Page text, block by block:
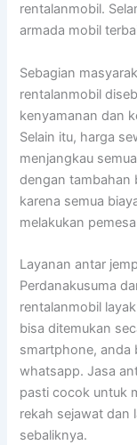
rentalanmobil.
armada mobil
Sebagian
rentalanmobil
kenyamanan dan
Selain itu, harga
menjangkau
dengan tambahan
karena semua
melakukan
Layanan antar
Perdanakusuma
rentalanmobil
bisa ditemukan
smartphone, anda
whatsapp. Jasa
pasti cocok untuk
rekah sejawat dan
sebaliknya.